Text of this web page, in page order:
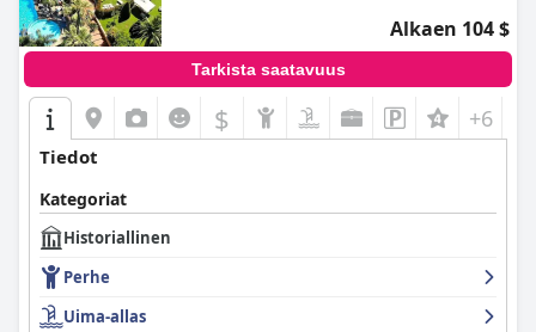
Alkaen 104 $
Tarkista saatavuus
$ +6
Tiedot
Kategoriat
Historiallinen
Perhe
Uima-allas